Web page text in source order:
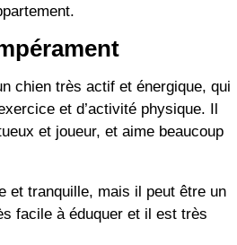
chien très actif et énergique, qui
et d’activité physique. Il
et joueur, et aime beaucoup
et tranquille, mais il peut être un
facile à éduquer et il est très